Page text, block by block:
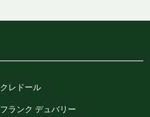
クレドール
フランク デュバリー